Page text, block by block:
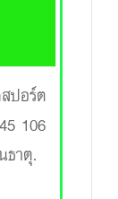
ปอร์ต
106
าตุ.